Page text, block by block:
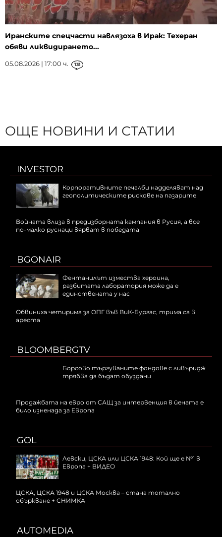
Иранските спецчасти навлязоха в Ирак: Техеран
обяви ликвидирането...
05.08.2026 | 17:00 ч. 131
ОЩЕ НОВИНИ И СТАТИИ
INVESTOR
Корпоративните печалби надделяват над
геополитическите рискове на пазарите
Войната влиза в предизборната кампания в Русия, а все
по-малко руснаци вярват в победата
BGONAIR
Фентанилът измества хероина,
разбитата лаборатория може да е
единствената у нас
Обвиниха четирима за ОПГ във ВиК-Бургас, трима са в
ареста
BLOOMBERGTV
Борсово търгуваните фондове с ливъридж
трябва да бъдат обуздани
Продажбата на евро от САЩ за интервенция в йената е
било изненада за Европа
GOL
Левски, ЦСКА или ЦСКА 1948: Кой ще е №1 в
Европа + ВИДЕО
ЦСКА, ЦСКА 1948 и ЦСКА Москва – стана тотално
объркване + СНИМКА
AUTOMEDIA